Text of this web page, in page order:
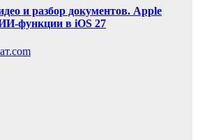
и разбор документов. Apple
функции в iOS 27